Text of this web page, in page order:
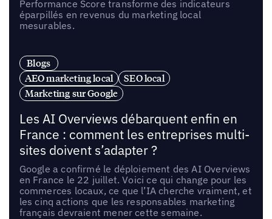
Performance Score transforme des indicateurs
éparpillés en revenus du marketing local
mesurables.
Blogs
AEO marketing local
SEO local
Marketing sur Google
Les AI Overviews débarquent enfin en
France : comment les entreprises multi-
sites doivent s’adapter ?
Google a confirmé le déploiement des AI Overviews
en France le 22 juillet. Voici ce qui change pour les
commerces locaux, ce que l’IA cherche vraiment, et
les cinq actions que les responsables marketing
français devraient mener cette semaine.